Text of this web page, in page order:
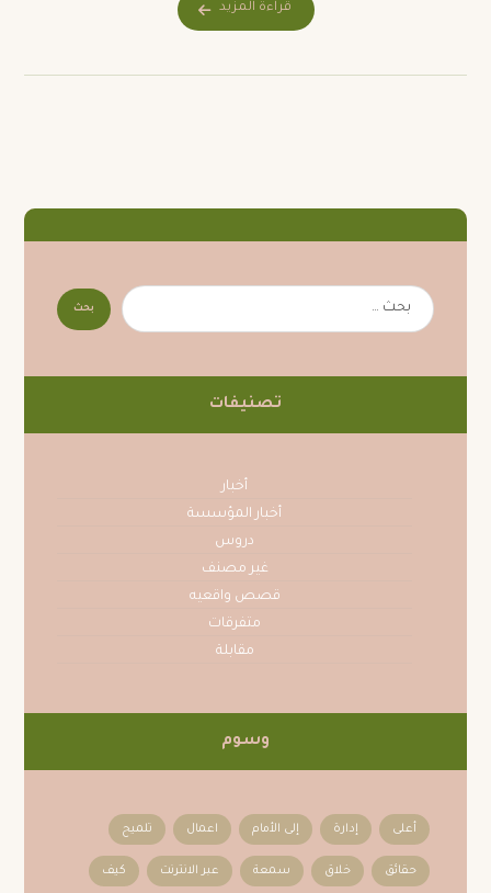
قراءة المزيد
تصنيفات
أخبار
أخبار المؤسسة
دروس
غير مصنف
قصص واقعيه
متفرقات
مقابلة
وسوم
أعلى إدارة إلى الأمام اعمال تلميح
حقائق خلاق سمعة عبر الانترنت كيف